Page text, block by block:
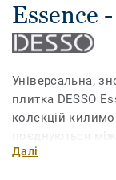
Essence
Універсальна,
плитка DESSO
колекцій
поєднуються
пропонує
Далі